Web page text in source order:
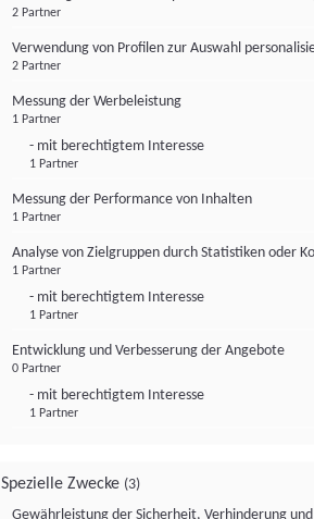
2 Partner
Verwendung von Profilen zur Auswahl
2 Partner
Messung der Werbeleistung
1 Partner
- mit berechtigtem Interesse
1 Partner
Messung der Performance von Inhalten
1 Partner
Analyse von Zielgruppen durch Statistiken oder
1 Partner
- mit berechtigtem Interesse
1 Partner
Entwicklung und Verbesserung der Angebote
0 Partner
- mit berechtigtem Interesse
1 Partner
Spezielle Zwecke (3)
Gewährleistung der Sicherheit, Verhinderung